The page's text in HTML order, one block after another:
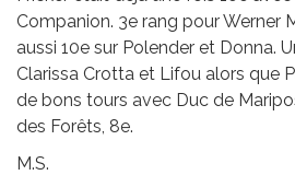
Companion. 3e rang pour Werner
aussi 10e sur Polender et Donna.
Clarissa Crotta et Lifou alors que
de bons tours avec Duc de
des Forêts, 8e.
M.S.